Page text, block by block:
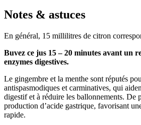
Notes & astuces
En général, 15 millilitres de citron
Buvez ce jus 15 – 20 minutes avant un
enzymes digestives.
Le gingembre et la menthe sont réputés
antispasmodiques et carminatives, qui
digestif et à réduire les ballonnements. De
production d’acide gastrique, favorisant
rapide.